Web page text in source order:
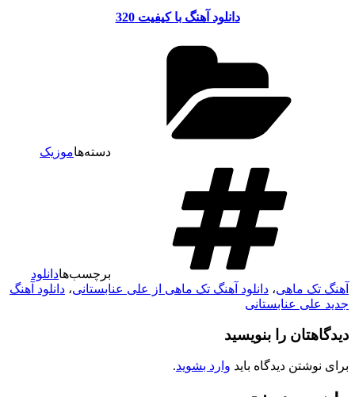
دانلود آهنگ با کیفیت 320
دسته‌هاموزیک
برچسب‌هادانلود
آهنگ تک ماهی، دانلود آهنگ تک ماهی از علی عنابستانی، دانلود آهنگ
جدید علی عنابستانی
دیدگاهتان را بنویسید
برای نوشتن دیدگاه باید وارد بشوید.